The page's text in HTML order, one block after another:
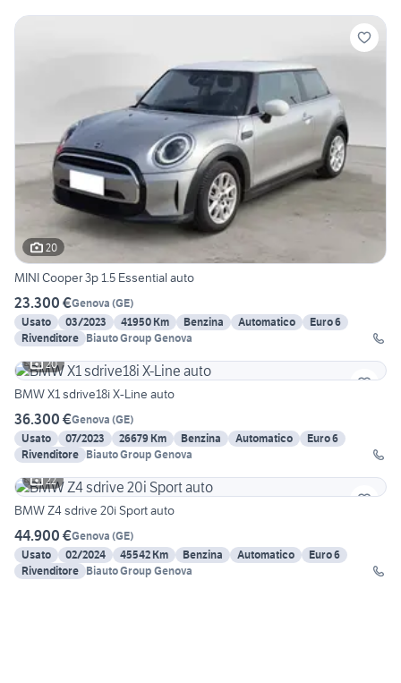
20
MINI Cooper 3p 1.5 Essential auto
23.300 €Genova (GE)
Usato
03/2023 41950 Km Benzina Automatico
Euro 6
Rivenditore Biauto Group Genova
20
BMW X1 sdrive18i X-Line auto
36.300 €Genova (GE)
Usato
07/2023 26679 Km Benzina Automatico
Euro 6
Rivenditore Biauto Group Genova
22
BMW Z4 sdrive 20i Sport auto
44.900 €Genova (GE)
Usato
02/2024 45542 Km Benzina Automatico
Euro 6
Rivenditore Biauto Group Genova